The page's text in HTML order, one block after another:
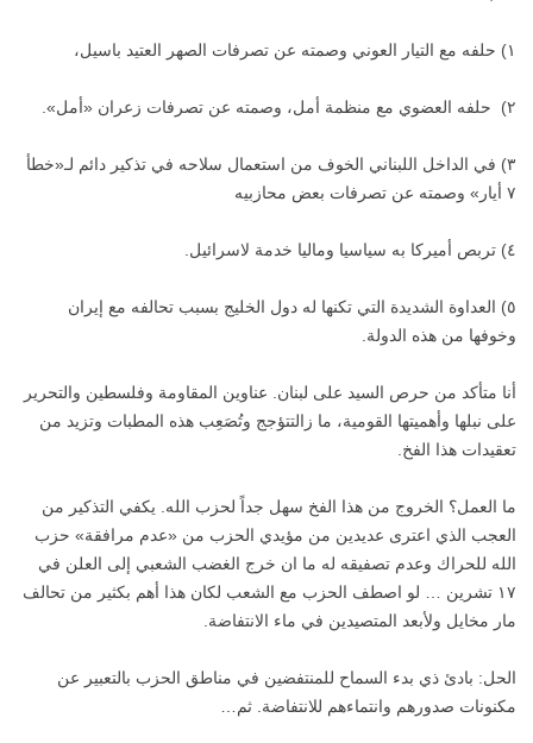
١) حلفه مع التيار العوني وصمته عن تصرفات الصهر العتيد باسيل،
٢) حلفه العضوي مع منظمة أمل، وصمته عن تصرفات زعران «أمل».
٣) في الداخل اللبناني الخوف من استعمال سلاحه في تذكير دائم لـ«خطأ
٧ أيار» وصمته عن تصرفات بعض محازبيه
٤) تربص أميركا به سياسيا وماليا خدمة لاسرائيل.
٥) العداوة الشديدة التي تكنها له دول الخليج بسبب تحالفه مع إيران
وخوفها من هذه الدولة.
أنا متأكد من حرص السيد على لبنان. عناوين المقاومة وفلسطين والتحرير
على نبلها وأهميتها القومية، ما زالتتؤجج وتُصَعِب هذه المطبات وتزيد من
تعقيدات هذا الفخ.
ما العمل؟ الخروج من هذا الفخ سهل جداً لحزب الله. يكفي التذكير من
العجب الذي اعترى عديدين من مؤيدي الحزب من «عدم مرافقة» حزب
الله للحراك وعدم تصفيقه له ما ان خرج الغضب الشعبي إلى العلن في
١٧ تشرين … لو اصطف الحزب مع الشعب لكان هذا أهم بكثير من تحالف
مار مخايل ولأبعد المتصيدين في ماء الانتفاضة.
الحل: بادئ ذي بدء السماح للمنتفضين في مناطق الحزب بالتعبير عن
مكنونات صدورهم وانتماءهم للانتفاضة. ثم…